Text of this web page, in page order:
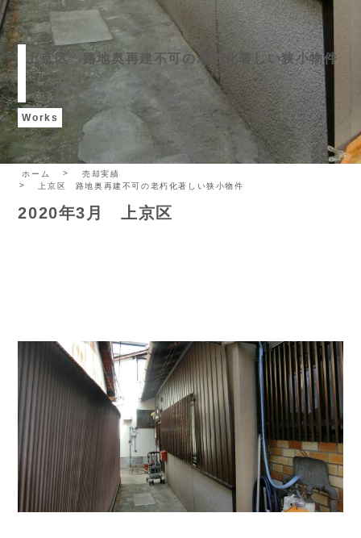
上京区 路地奥再建不可の老朽化著しい狭小物件
Works
ホーム
売却実績
上京区 路地奥再建不可の老朽化著しい狭小物件
2020年3月 上京区